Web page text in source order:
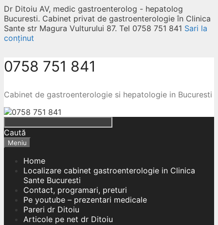
Dr Ditoiu AV, medic gastroenterolog - hepatolog
Bucuresti. Cabinet privat de gastroenterologie în Clinica
Sante str Magura Vulturului 87. Tel 0758 751 841 Sari la
conținut
0758 751 841
Cabinet de gastroenterologie si hepatologie in Bucuresti
Caută
Meniu
Home
Localizare cabinet gastroenterologie in Clinica
Sante Bucuresti
Contact, programari, preturi
Pe youtube – prezentari medicale
Pareri dr Ditoiu
Articole pe net dr Ditoiu